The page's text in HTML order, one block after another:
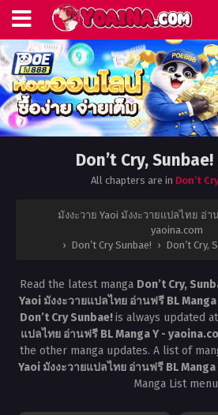
Don’t Cry,
All chapters are in Don’t
มังงะวาย Yaoi มังงะวายแปลไทย อ่า
yaoina.com
› Don’t Cry Sunbae! › Don’t Cry,
Read the latest manga Don’t Cry,
Yaoi มังงะวายแปลไทย อ่านฟรี BL
Don’t Cry Sunbae!is always updated at
แปลไทย อ่านฟรี BL Manga Y -
the other manga updates. A list of
Yaoi มังงะวายแปลไทย อ่านฟรี BL
Manga List